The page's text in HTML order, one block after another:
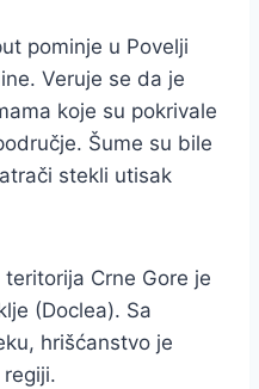
pominje u Povelji
Veruje se da je
koje su pokrivale
Šume su bile
stekli utisak
Crne Gore je
(Doclea). Sa
hrišćanstvo je